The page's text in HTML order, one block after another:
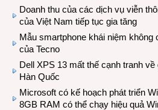
Doanh thu của các dịch vụ viễn
của Việt Nam tiếp tục gia tăng
Mẫu smartphone khái niệm không
của Tecno
Dell XPS 13 mất thế cạnh tranh
Hàn Quốc
Microsoft có kế hoạch phát triển
8GB RAM có thể chạy hiệu quả